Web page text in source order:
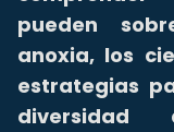
pueden
anoxia, los
estrategias